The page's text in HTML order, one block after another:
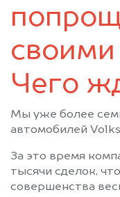
Сураж
Унеча
своими
Чего
Мы уже более
автомобилей
За это время
тысячи сделок,
совершенства